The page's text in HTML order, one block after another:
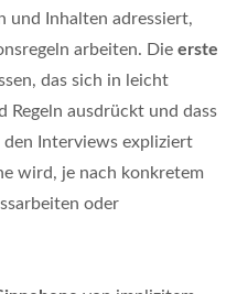
und Inhalten adressiert,
arbeiten. Die erste
das sich in leicht
Regeln ausdrückt und dass
Interviews expliziert
wird, je nach konkretem
oder